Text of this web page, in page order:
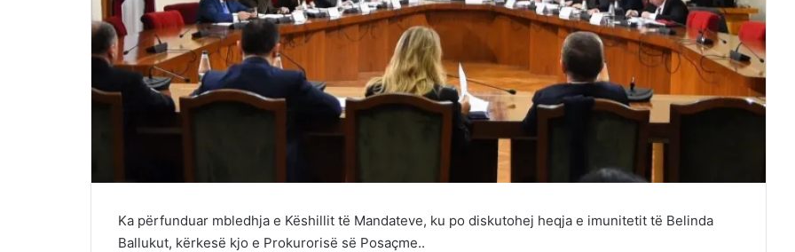
Ka përfunduar mbledhja e Këshillit të Mandateve, ku po diskutohej heqja e imunitetit të Belinda
Ballukut, kërkesë kjo e Prokurorisë së Posaçme..